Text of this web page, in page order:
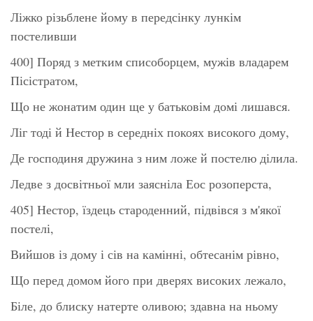
Ліжко різьблене йому в передсінку лункім
постеливши
400] Поряд з метким списоборцем, мужів владарем
Пісістратом,
Що не жонатим один ще у батьковім домі лишався.
Ліг тоді й Нестор в середніх покоях високого дому,
Де господиня дружина з ним ложе й постелю ділила.
Ледве з досвітньої мли заясніла Еос розоперста,
405] Нестор, їздець староденний, підвівся з м'якої
постелі,
Вийшов із дому і сів на камінні, обтесанім рівно,
Що перед домом його при дверях високих лежало,
Біле, до блиску натерте оливою; здавна на ньому